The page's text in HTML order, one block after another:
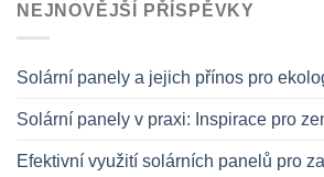
NEJNOVĚJŠÍ PŘÍSPĚVKY
Solární panely a jejich přínos pro
Solární panely v praxi: Inspirace pro
Efektivní využití solárních panelů pro